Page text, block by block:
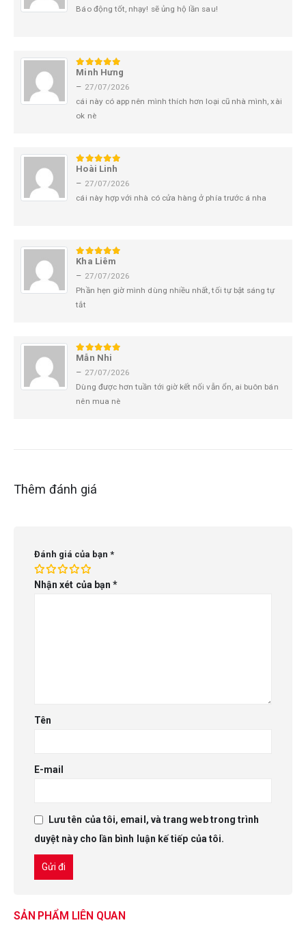
Báo động tốt, nhạy! sẽ ủng hộ lần sau!
5 trên 5
Minh Hưng
– 27/07/2026
cái này có app nên mình thích hơn loại cũ nhà mình, xài
ok nè
5 trên 5
Hoài Linh
– 27/07/2026
cái này hợp với nhà có cửa hàng ở phía trước á nha
5 trên 5
Kha Liêm
– 27/07/2026
Phần hẹn giờ mình dùng nhiều nhất, tối tự bật sáng tự
tắt
5 trên 5
Mẫn Nhi
– 27/07/2026
Dùng được hơn tuần tới giờ kết nối vẫn ổn, ai buôn bán
nên mua nè
Thêm đánh giá
Đánh giá của bạn *
Nhận xét của bạn*
Tên
E-mail
Lưu tên của tôi, email, và trang web trong trình
duyệt này cho lần bình luận kế tiếp của tôi.
SẢN PHẨM LIÊN QUAN